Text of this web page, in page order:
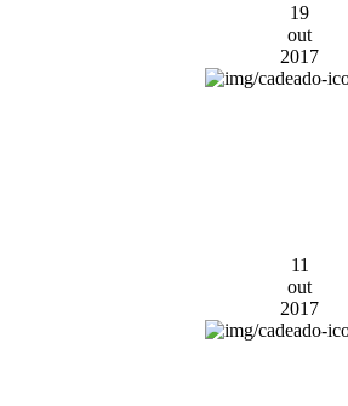
19
out
2017
11
out
2017